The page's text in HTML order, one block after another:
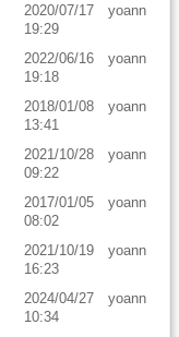
2020/07/17
19:29
yoann
2022/06/16
19:18
yoann
2018/01/08
13:41
yoann
2021/10/28
09:22
yoann
2017/01/05
08:02
yoann
2021/10/19
16:23
yoann
2024/04/27
10:34
yoann